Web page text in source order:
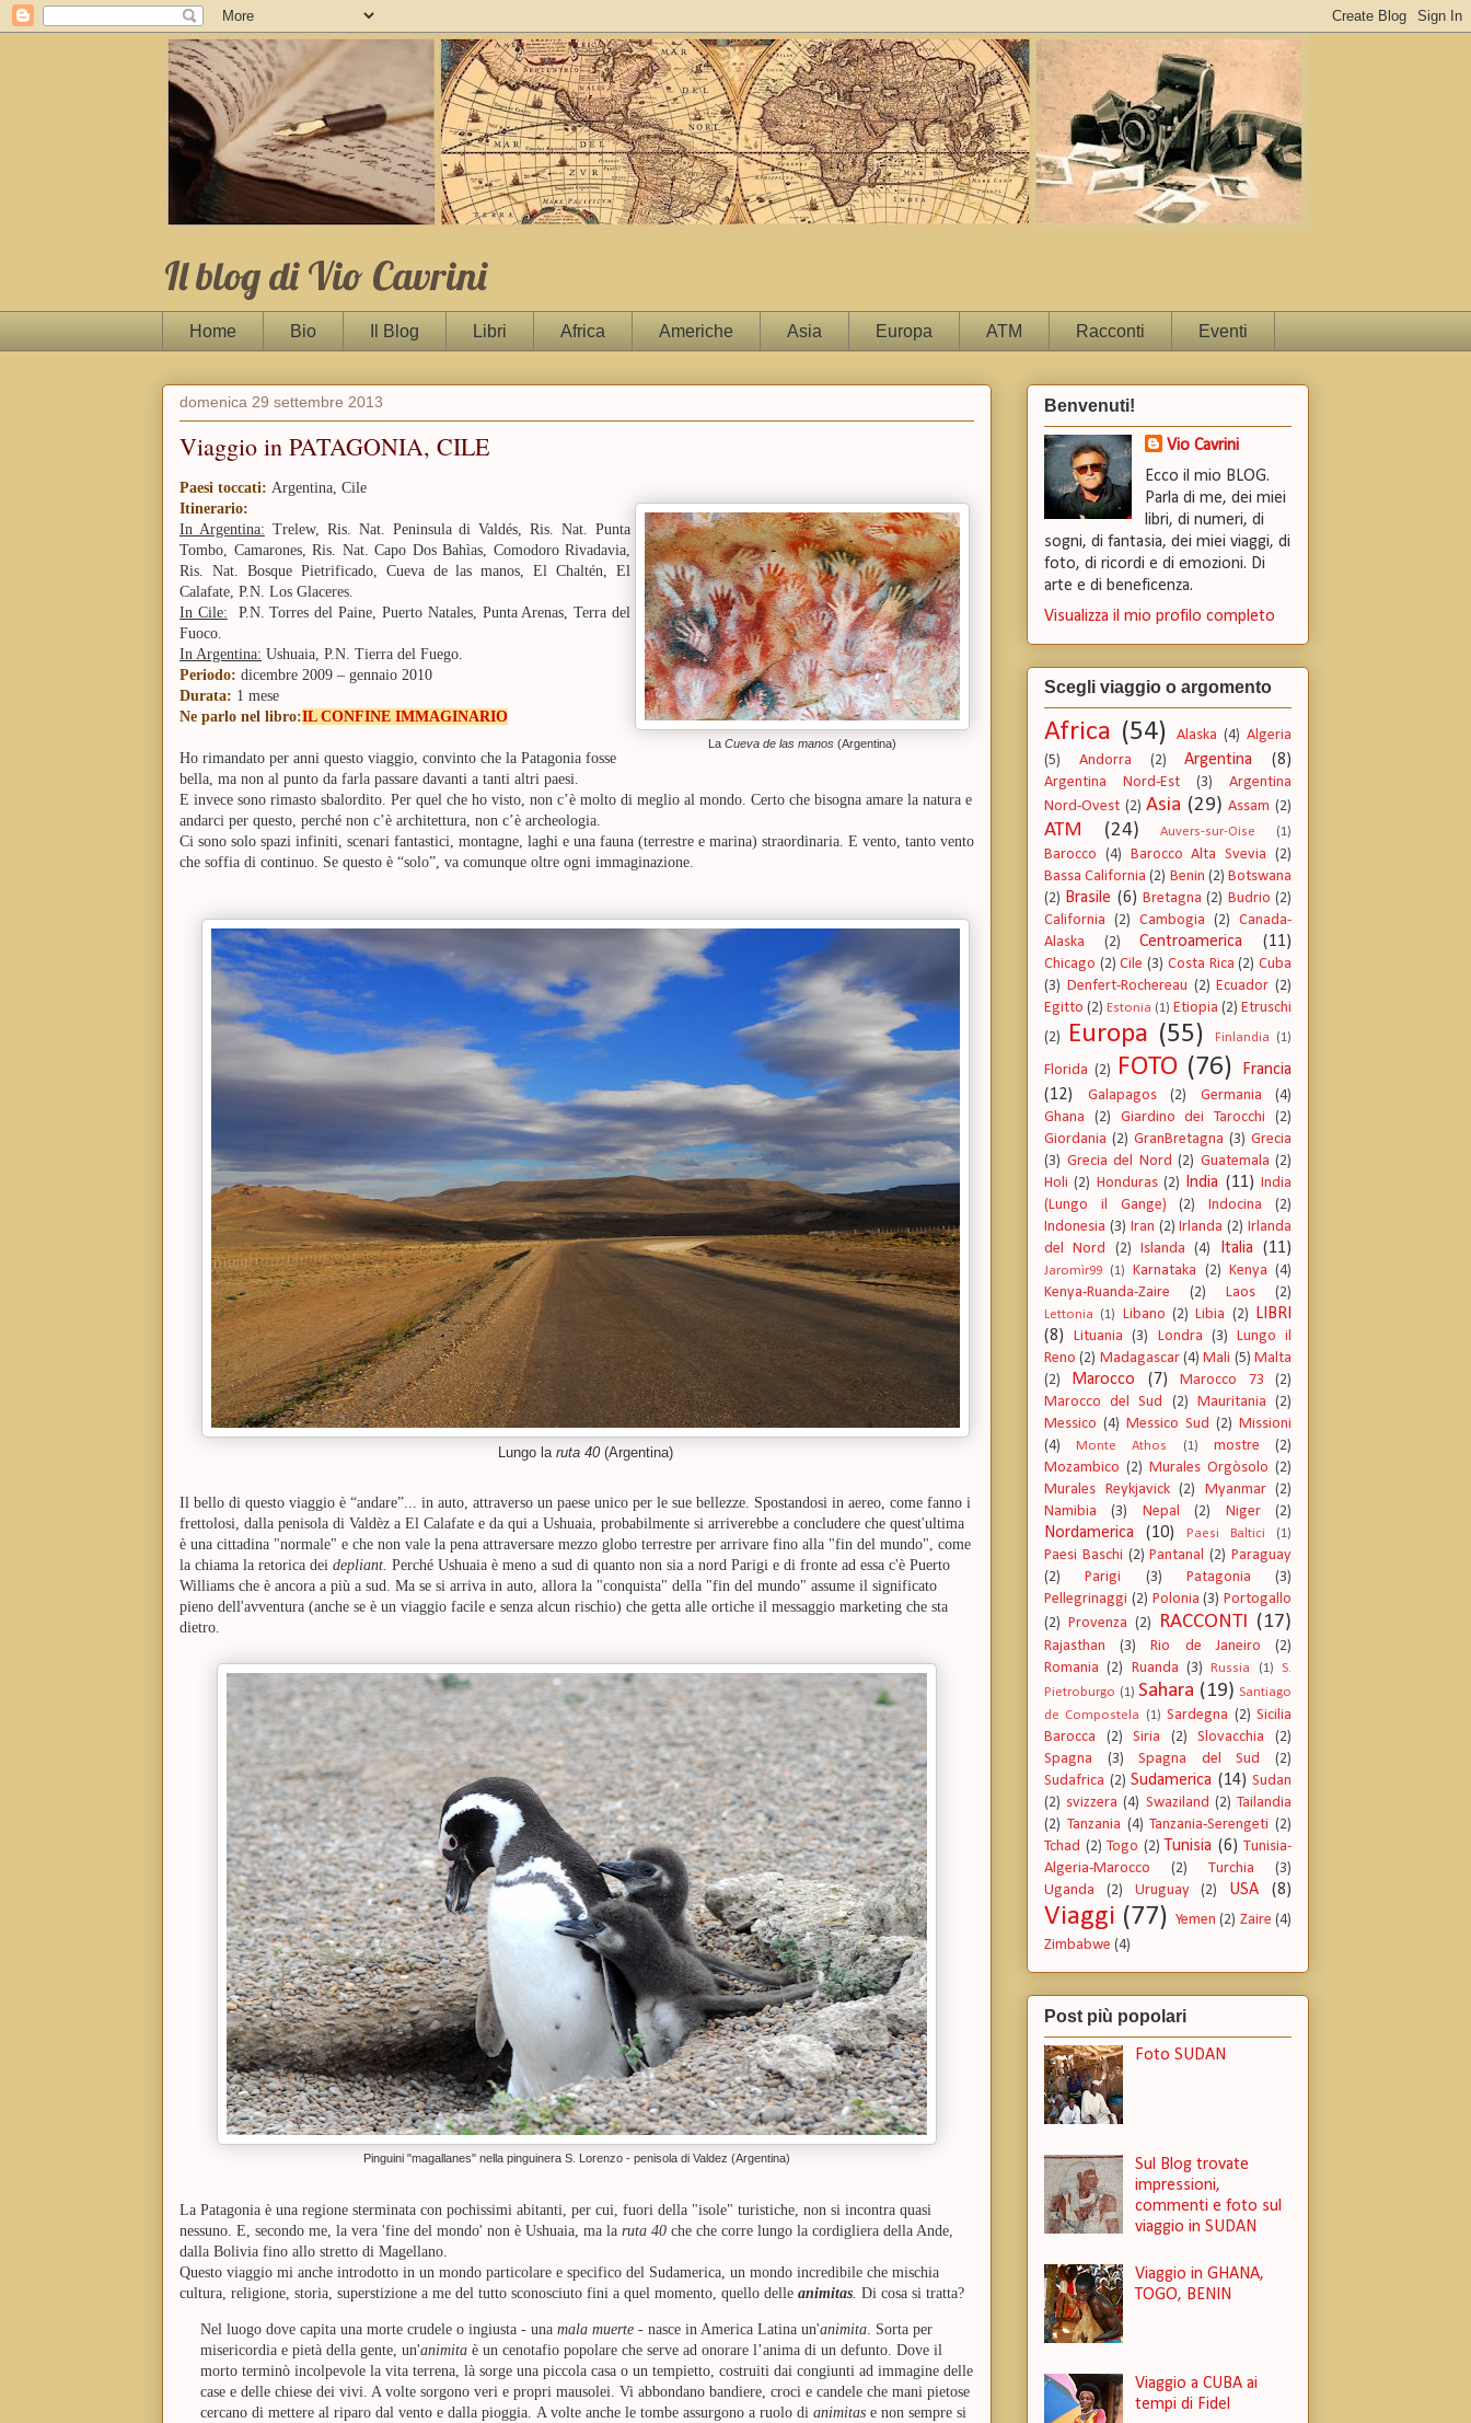
Il blog di Vio Cavrini
Home Bio Il Blog Libri Africa Americhe Asia Europa ATM Racconti Eventi
domenica 29 settembre 2013
Viaggio in PATAGONIA, CILE
Paesi toccati: Argentina, Cile
La Cueva de las manos (Argentina)
Itinerario:
In Argentina: Trelew, Ris. Nat. Peninsula di Valdés, Ris. Nat. Punta
Tombo, Camarones, Ris. Nat. Capo Dos Bahìas, Comodoro Rivadavia,
Ris. Nat. Bosque Pietrificado, Cueva de las manos, El Chaltén, El
Calafate, P.N. Los Glaceres.
In Cile: P.N. Torres del Paine, Puerto Natales, Punta Arenas, Terra del
Fuoco.
In Argentina: Ushuaia, P.N. Tierra del Fuego.
Periodo: dicembre 2009 – gennaio 2010
Durata: 1 mese
Ne parlo nel libro:IL CONFINE IMMAGINARIO
Ho rimandato per anni questo viaggio, convinto che la Patagonia fosse
bella, ma non al punto da farla passare davanti a tanti altri paesi.
E invece sono rimasto sbalordito. Per quel che ho visto, non c’è molto di meglio al mondo. Certo che bisogna amare la natura e
andarci per questo, perché non c’è architettura, non c’è archeologia.
Ci sono solo spazi infiniti, scenari fantastici, montagne, laghi e una fauna (terrestre e marina) straordinaria. E vento, tanto vento
che soffia di continuo. Se questo è “solo”, va comunque oltre ogni immaginazione.
Lungo laruta 40 (Argentina)
Il bello di questo viaggio è “andare”... in auto, attraverso un paese unico per le sue bellezze. Spostandosi in aereo, come fanno i
frettolosi, dalla penisola di Valdèz a El Calafate e da qui a Ushuaia, probabilmente si arriverebbe a concludere che quest'ultima
è una cittadina "normale" e che non vale la pena attraversare mezzo globo terrestre per arrivare fino alla "fin del mundo", come
la chiama la retorica dei depliant. Perché Ushuaia è meno a sud di quanto non sia a nord Parigi e di fronte ad essa c'è Puerto
Williams che è ancora a più a sud. Ma se si arriva in auto, allora la "conquista" della "fin del mundo" assume il significato
pieno dell'avventura (anche se è un viaggio facile e senza alcun rischio) che getta alle ortiche il messaggio marketing che sta
dietro.
Pinguini "magallanes" nella pinguinera S. Lorenzo - penisola di Valdez (Argentina)
La Patagonia è una regione sterminata con pochissimi abitanti, per cui, fuori della "isole" turistiche, non si incontra quasi
nessuno. E, secondo me, la vera 'fine del mondo' non è Ushuaia, ma la ruta 40 che che corre lungo la cordigliera della Ande,
dalla Bolivia fino allo stretto di Magellano.
Questo viaggio mi anche introdotto in un mondo particolare e specifico del Sudamerica, un mondo incredibile che mischia
cultura, religione, storia, superstizione a me del tutto sconosciuto fini a quel momento, quello delle animitas. Di cosa si tratta?
Nel luogo dove capita una morte crudele o ingiusta - una mala muerte- nasce in America Latina un'animita. Sorta per
misericordia e pietà della gente, un'animitaè un cenotafio popolare che serve ad onorare l’anima di un defunto. Dove il
morto terminò incolpevole la vita terrena, là sorge una piccola casa o un tempietto, costruiti dai congiunti ad immagine delle
case e delle chiese dei vivi. A volte sorgono veri e propri mausolei. Vi abbondano bandiere, croci e candele che mani pietose
cercano di mettere al riparo dal vento e dalla pioggia. A volte anche le tombe assurgono a ruolo di animitase non sempre si
Benvenuti!
Vio Cavrini
Ecco il mio BLOG.
Parla di me, dei miei
libri, di numeri, di
sogni, di fantasia, dei miei viaggi, di
foto, di ricordi e di emozioni. Di
arte e di beneficenza.
Visualizza il mio profilo completo
Scegli viaggio o argomento
Africa (54) Alaska (4) Algeria
(5)
Andorra (2) Argentina (8)
Argentina Nord-Est (3)
Argentina
Nord-Ovest (2) Asia (29) Assam (2)
ATM (24) Auvers-sur-Oise (1)
Barocco (4) Barocco Alta Svevia
(2)
Bassa California (2) Benin (2) Botswana
(2) Brasile (6) Bretagna (2) Budrio (2)
California (2) Cambogia (2) Canada-
Alaska
(2) Centroamerica (11)
Chicago (2) Cile (3) Costa Rica (2) Cuba
(3) Denfert-Rochereau (2) Ecuador (2)
Egitto (2) Estonia (1) Etiopia (2) Etruschi
(2)
Europa (55) Finlandia (1)
Florida (2) FOTO (76)
Francia
(12)
Galapagos (2) Germania
(4)
Ghana
(2) Giardino dei Tarocchi
(2)
Giordania (2) GranBretagna (3) Grecia
(3) Grecia del Nord (2) Guatemala (2)
Holi (2) Honduras (2) India (11) India
(Lungo il Gange)
(2) Indocina
(2)
Indonesia (3) Iran (2) Irlanda (2) Irlanda
del Nord
(2) Islanda (4) Italia (11)
Jaromìr99 (1) Karnataka (2) Kenya (4)
Kenya-Ruanda-Zaire
(2) Laos (2)
Lettonia (1) Libano (2) Libia (2) LIBRI
(8)
Lituania (3) Londra (3) Lungo il
Reno (2) Madagascar (4) Mali (5) Malta
(2)
Marocco (7) Marocco 73
(2)
Marocco del Sud
(2) Mauritania
(2)
Messico (4) Messico Sud (2) Missioni
(4)
Monte Athos (1) mostre
(2)
Mozambico (2) Murales Orgòsolo (2)
Murales Reykjavick (2) Myanmar (2)
Namibia
(3) Nepal (2) Niger (2)
Nordamerica (10) Paesi Baltici (1)
Paesi Baschi (2) Pantanal (2) Paraguay
(2)
Parigi (3) Patagonia
(3)
Pellegrinaggi (2) Polonia (3) Portogallo
(2) Provenza (2) RACCONTI (17)
Rajasthan (3) Rio de Janeiro
(2)
Romania (2) Ruanda (3) Russia (1)
S.
Pietroburgo (1) Sahara (19) Santiago
de Compostela
(1) Sardegna (2) Sicilia
Barocca
(2) Siria (2) Slovacchia
(2)
Spagna
(3) Spagna del Sud
(2)
Sudafrica (2) Sudamerica (14) Sudan
(2) svizzera (4) Swaziland (2) Tailandia
(2) Tanzania (4) Tanzania-Serengeti (2)
Tchad (2) Togo (2) Tunisia (6) Tunisia-
Algeria-Marocco
(2) Turchia
(3)
Uganda
(2) Uruguay (2) USA (8)
Viaggi (77) Yemen (2) Zaire (4)
Zimbabwe (4)
Post più popolari
Foto SUDAN
Sul Blog trovate
impressioni,
commenti e foto sul
viaggio in SUDAN
Viaggio in GHANA,
TOGO, BENIN
Viaggio a CUBA ai
tempi di Fidel